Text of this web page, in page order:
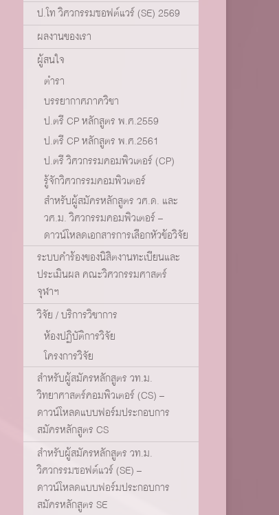
ป.โท วิศวกรรมซอฟต์แวร์ (SE) 2569
ผลงานของเรา
ผู้สนใจ
ตำรา
บรรยากาศภาควิชา
ป.ตรี CP หลักสูตร พ.ศ.2559
ป.ตรี CP หลักสูตร พ.ศ.2561
ป.ตรี วิศวกรรมคอมพิวเตอร์ (CP)
รู้จักวิศวกรรมคอมพิวเตอร์
สำหรับผู้สมัครหลักสูตร วศ.ด. และ
วศ.ม. วิศวกรรมคอมพิวเตอร์ –
ดาวน์โหลดเอกสารการเลือกหัวข้อวิจัย
ระบบคำร้องของนิสิตงานทะเบียนและ
ประเมินผล คณะวิศวกรรมศาสตร์
จุฬาฯ
วิจัย / บริการวิชาการ
ห้องปฏิบัติการวิจัย
โครงการวิจัย
สำหรับผู้สมัครหลักสูตร วท.ม.
วิทยาศาสตร์คอมพิวเตอร์ (CS) –
ดาวน์โหลดแบบฟอร์มประกอบการ
สมัครหลักสูตร CS
สำหรับผู้สมัครหลักสูตร วท.ม.
วิศวกรรมซอฟต์แวร์ (SE) –
ดาวน์โหลดแบบฟอร์มประกอบการ
สมัครหลักสูตร SE